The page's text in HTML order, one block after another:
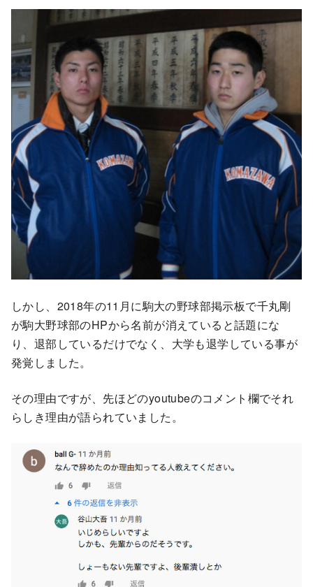
しかし、2018年の11月に駒大の野球部掲示板で千丸剛
が駒大野球部のHPから名前が消えていると話題にな
り、退部しているだけでなく、大学も退学している事が
発覚しました。
その理由ですが、先ほどのyoutubeのコメント欄でそれ
らしき理由が語られていました。